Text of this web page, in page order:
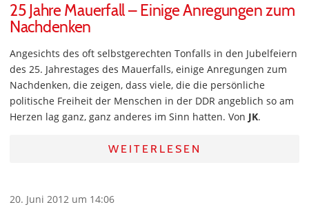
25 Jahre Mauerfall – Einige Anregungen zum
Nachdenken
Angesichts des oft selbstgerechten Tonfalls in den Jubelfeiern
des 25. Jahrestages des Mauerfalls, einige Anregungen zum
Nachdenken, die zeigen, dass viele, die die persönliche
politische Freiheit der Menschen in der DDR angeblich so am
Herzen lag ganz, ganz anderes im Sinn hatten. Von JK.
WEITERLESEN
20. Juni 2012 um 14:06